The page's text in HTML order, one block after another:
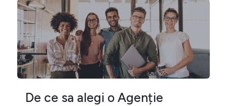
De ce sa alegi o Agenție